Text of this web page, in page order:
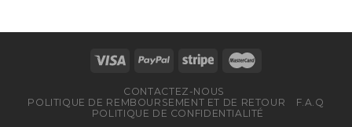
CONTACTEZ-NOUS
POLITIQUE DE REMBOURSEMENT ET DE RETOUR
F.A.Q
POLITIQUE DE CONFIDENTIALITÉ